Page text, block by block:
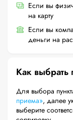
Если вы
на карту
Если вы
деньги на
Как выбрать
Для выбора
приема», далее
выберите соответсвующие услуги и интересующую Вас